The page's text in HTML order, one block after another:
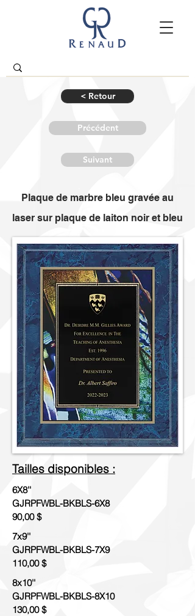
< Retour
Précédent
Suivant
Plaque de marbre bleu gravée au
laser sur plaque de laiton noir et bleu
Tailles disponibles :
6X8''
GJRPFWBL-BKBLS-6X8
90,00 $
7x9''
GJRPFWBL-BKBLS-7X9
110,00 $
8x10''
GJRPFWBL-BKBLS-8X10
130,00 $